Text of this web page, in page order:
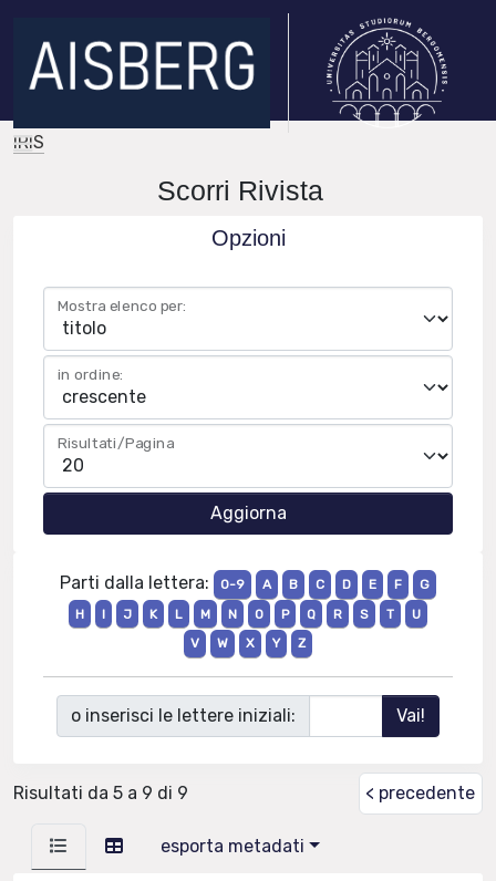
IRIS
Scorri Rivista
Opzioni
Mostra elenco per:
in ordine:
Risultati/Pagina
Parti dalla lettera: 0-9 A B C D E F
G
H
I J K L M N O P Q R S T
U
V
W X Y Z
o inserisci le lettere iniziali:
Risultati da 5 a 9 di 9 < precedente
esporta metadati